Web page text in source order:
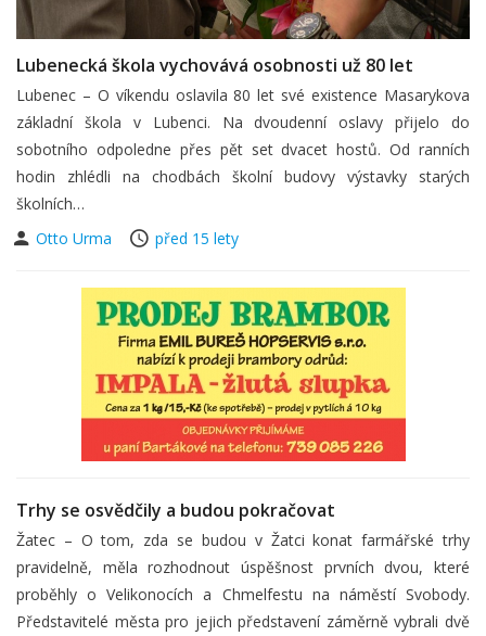
Lubenecká škola vychovává osobnosti už 80 let
Lubenec – O víkendu oslavila 80 let své existence Masarykova
základní škola v Lubenci. Na dvoudenní oslavy přijelo do
sobotního odpoledne přes pět set dvacet hostů. Od ranních
hodin zhlédli na chodbách školní budovy výstavky starých
školních…
Otto Urma
před 15 lety
Trhy se osvědčily a budou pokračovat
Žatec – O tom, zda se budou v Žatci konat farmářské trhy
pravidelně, měla rozhodnout úspěšnost prvních dvou, které
proběhly o Velikonocích a Chmelfestu na náměstí Svobody.
Představitelé města pro jejich představení záměrně vybrali dvě